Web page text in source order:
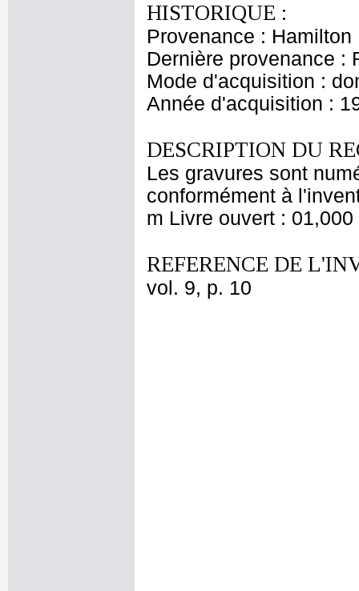
HISTORIQUE :
Provenance : Hamilton
Dernière provenance :
Mode d'acquisition :
Année d'acquisition :
DESCRIPTION DU
Les gravures sont
conformément à
m Livre ouvert : 01,000
REFERENCE DE
vol. 9, p. 10